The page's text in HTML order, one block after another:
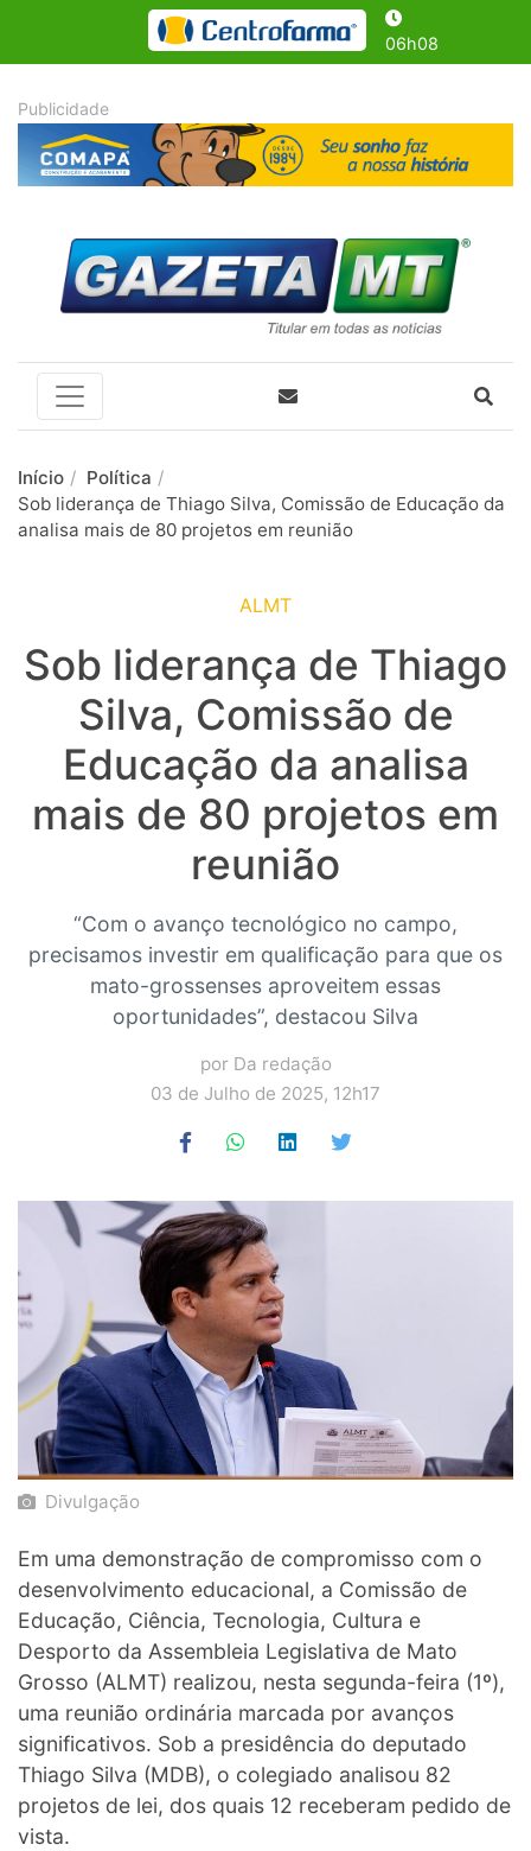
06h08
Início
Política
Sob liderança de Thiago Silva, Comissão de Educação da
analisa mais de 80 projetos em reunião
ALMT
Sob liderança de Thiago
Silva, Comissão de
Educação da analisa
mais de 80 projetos em
reunião
“Com o avanço tecnológico no campo,
precisamos investir em qualificação para que os
mato-grossenses aproveitem essas
oportunidades”, destacou Silva
por Da redação
03 de Julho de 2025, 12h17
Divulgação
Em uma demonstração de compromisso com o
desenvolvimento educacional, a Comissão de
Educação, Ciência, Tecnologia, Cultura e
Desporto da Assembleia Legislativa de Mato
Grosso (ALMT) realizou, nesta segunda-feira (1º),
uma reunião ordinária marcada por avanços
significativos. Sob a presidência do deputado
Thiago Silva (MDB), o colegiado analisou 82
projetos de lei, dos quais 12 receberam pedido de
vista.